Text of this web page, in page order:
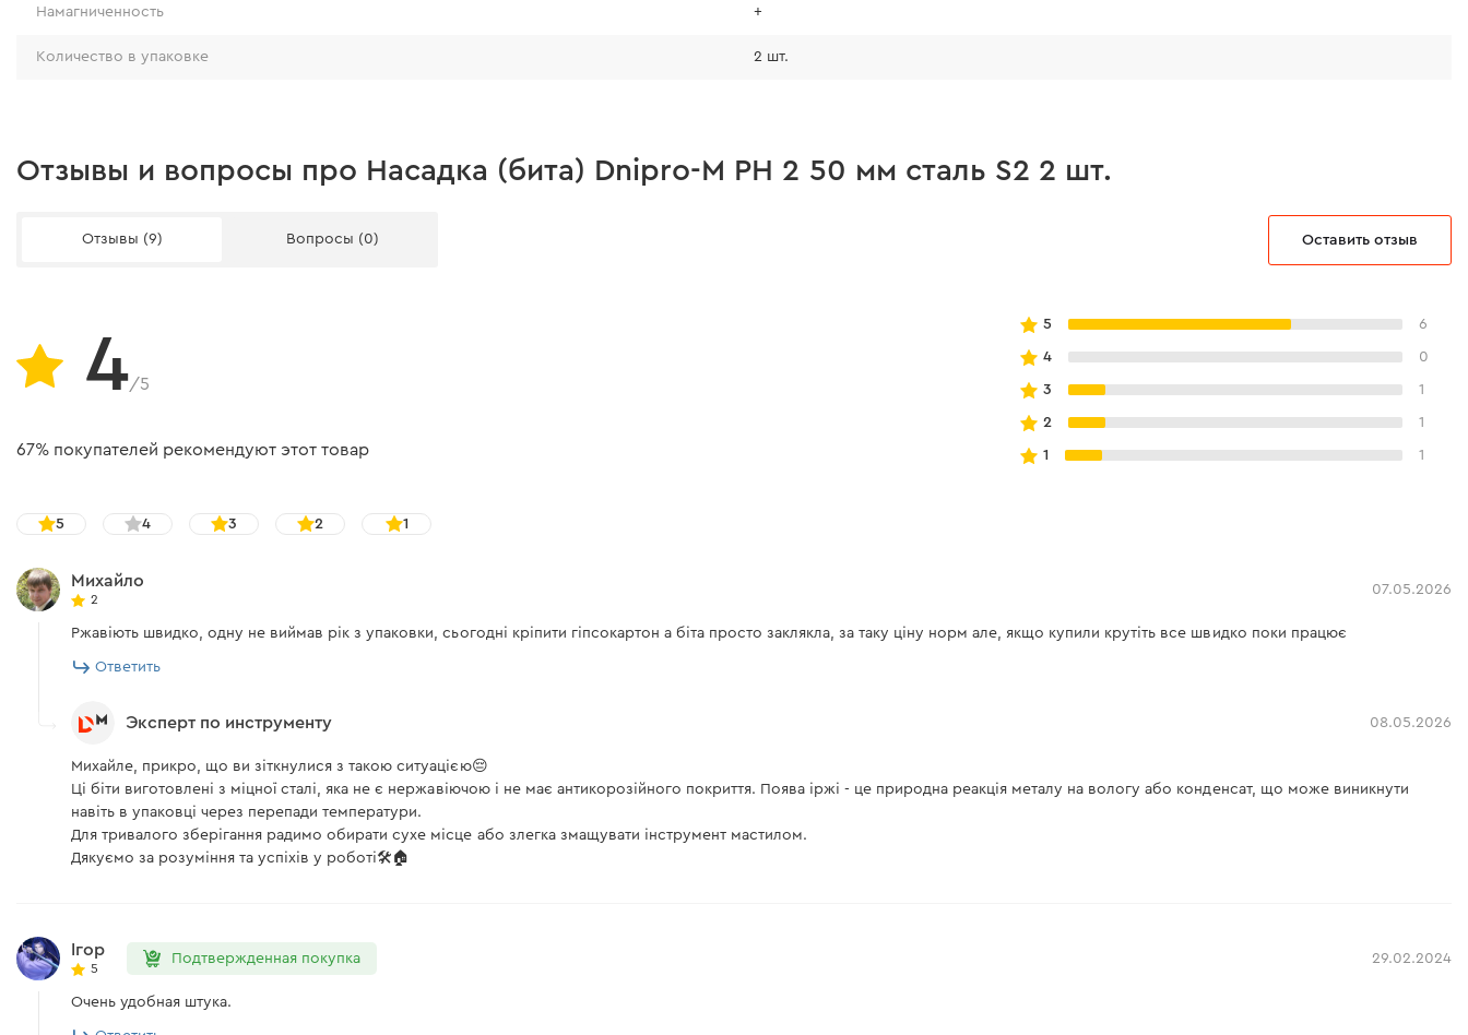
Намагниченность +
Количество в упаковке 2 шт.
Отзывы и вопросы про Насадка (бита) Dnipro-M PH 2 50 мм cталь S2 2 шт.
Отзывы (9) Вопросы (0) Оставить отзыв
4/5
67% покупателей рекомендуют этот товар
5 6
4 0
3 1
2 1
1 1
5 4 3 2 1
Михайло
2
07.05.2026
Ржавіють швидко, одну не виймав рік з упаковки, сьогодні кріпити гіпсокартон а біта просто заклякла, за таку ціну норм але, якщо купили крутіть все швидко поки працює
Ответить
Эксперт по инструменту 08.05.2026
Михайле, прикро, що ви зіткнулися з такою ситуацією😔
Ці біти виготовлені з міцної сталі, яка не є нержавіючою і не має антикорозійного покриття. Поява іржі - це природна реакція металу на вологу або конденсат, що може виникнути
навіть в упаковці через перепади температури.
Для тривалого зберігання радимо обирати сухе місце або злегка змащувати інструмент мастилом.
Дякуємо за розуміння та успіхів у роботі🛠️🏠
Ігор
5
Подтвержденная покупка 29.02.2024
Очень удобная штука.